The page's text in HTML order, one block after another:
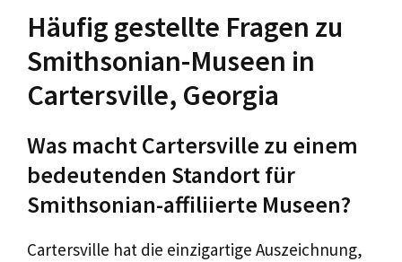
Häufig gestellte Fragen zu
Smithsonian-Museen in
Cartersville, Georgia
Was macht Cartersville zu einem
bedeutenden Standort für
Smithsonian-affiliierte Museen?
Cartersville hat die einzigartige Auszeichnung,